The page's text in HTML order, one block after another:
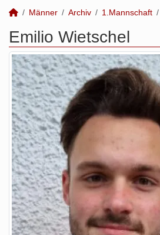
Männer Archiv 1.Mannschaft
Emilio Wietschel